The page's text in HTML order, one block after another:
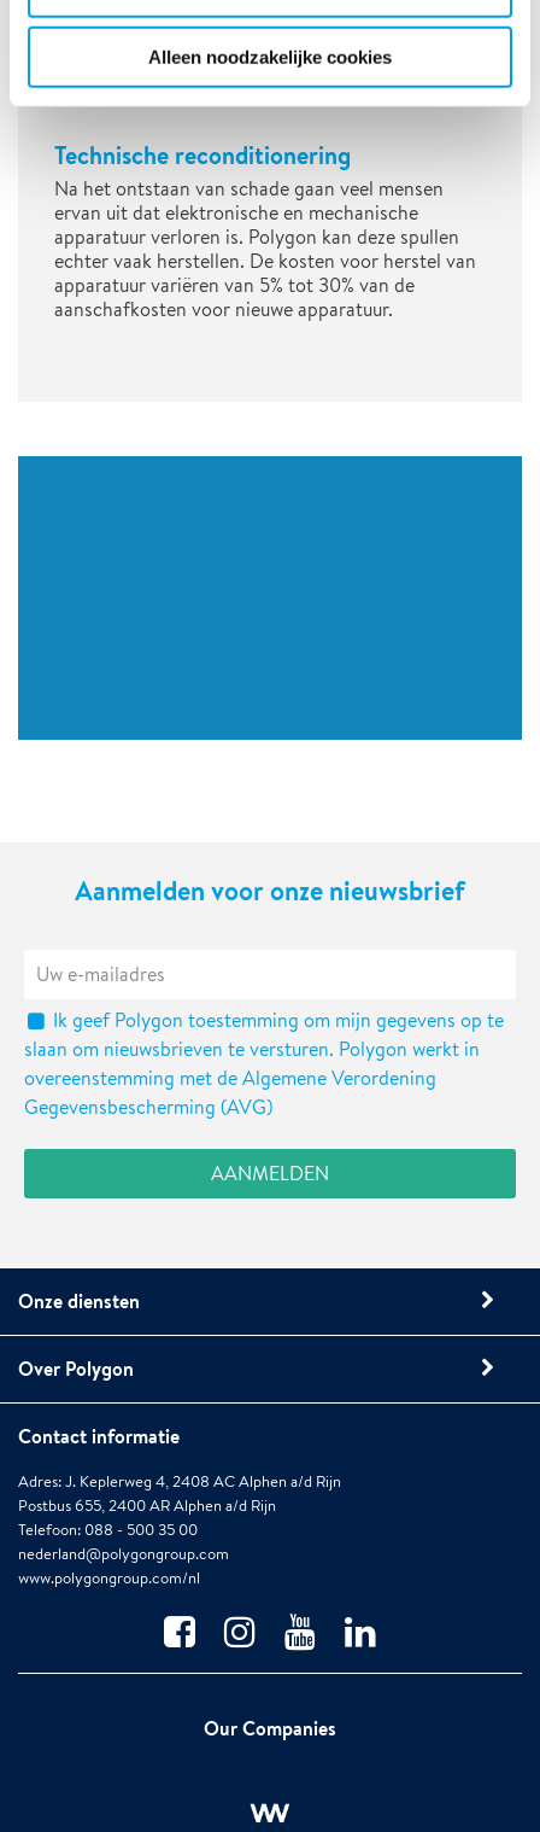
Alleen noodzakelijke cookies
Technische reconditionering
Na het ontstaan van schade gaan veel mensen
ervan uit dat elektronische en mechanische
apparatuur verloren is. Polygon kan deze spullen
echter vaak herstellen. De kosten voor herstel van
apparatuur variëren van 5% tot 30% van de
aanschafkosten voor nieuwe apparatuur.
Aanmelden voor onze nieuwsbrief
Ik geef Polygon toestemming om mijn gegevens op te
slaan om nieuwsbrieven te versturen. Polygon werkt in
overeenstemming met de Algemene Verordening
Gegevensbescherming (AVG)
Onze diensten
Over Polygon
Contact informatie
Adres: J. Keplerweg 4, 2408 AC Alphen a/d Rijn
Postbus 655, 2400 AR Alphen a/d Rijn
Telefoon: 088 - 500 35 00
nederland@polygongroup.com
www.polygongroup.com/nl
Our Companies